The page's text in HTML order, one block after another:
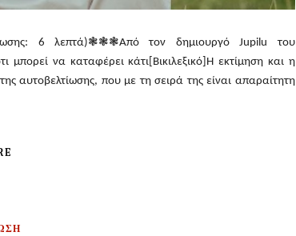
6 λεπτά)❃❃❃Από τον δημιουργό Jupilu του
να καταφέρει κάτι[Βικιλεξικό]Η εκτίμηση και η
αυτοβελτίωσης, που με τη σειρά της είναι απαραίτητη